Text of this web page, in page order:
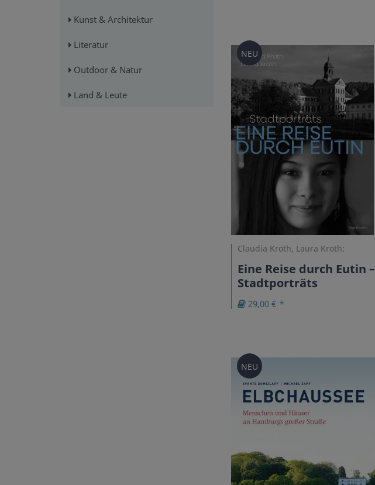
Kunst & Architektur
Literatur
Outdoor & Natur
Land & Leute
NEU
Claudia Kroth, Laura Kroth:
Eine Reise durch Eutin –
Stadtporträts
29,00 € *
NEU